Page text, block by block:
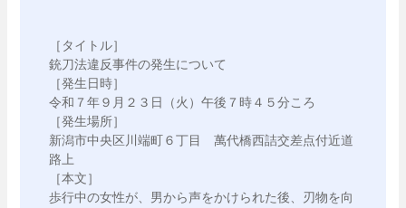
［タイトル］
銃刀法違反事件の発生について
［発生日時］
令和７年９月２３日（火）午後７時４５分ころ
［発生場所］
新潟市中央区川端町６丁目　萬代橋西詰交差点付近道
路上
［本文］
歩行中の女性が、男から声をかけられた後、刃物を向